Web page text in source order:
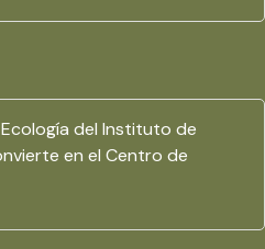
del Instituto de
en el Centro de